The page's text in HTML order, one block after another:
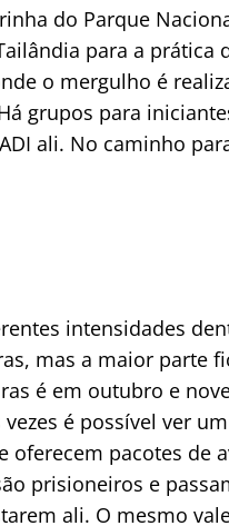
do Parque
para a prática
o mergulho é
grupos para
ali. No caminho
intensidades
mas a maior parte
é em outubro e
é possível ver
oferecem pacotes
prisioneiros e
ali. O mesmo